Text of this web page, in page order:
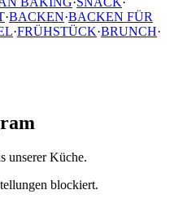
·BACKEN·BACKEN FÜR
·FRÜHSTÜCK·BRUNCH·
unserer Küche.
blockiert.